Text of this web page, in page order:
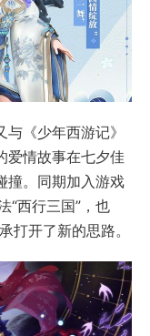
《少年西游记》
爱情故事在七夕佳
撞。同期加入游戏
“西行三国”，也
打开了新的思路。